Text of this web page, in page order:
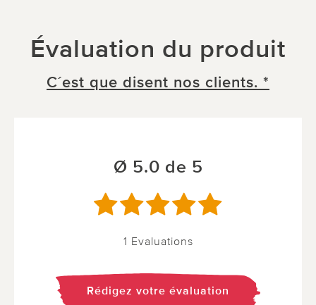
Évaluation du produit
C´est que disent nos clients. *
Ø 5.0 de 5
1 Evaluations
Rédigez votre évaluation